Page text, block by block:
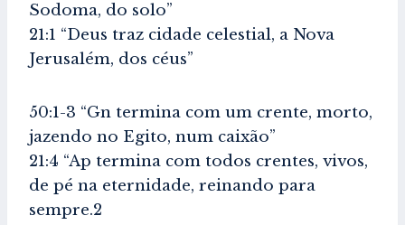
Sodoma, do solo”
21:1 “Deus traz cidade celestial, a Nova
Jerusalém, dos céus”
50:1-3 “Gn termina com um crente, morto,
jazendo no Egito, num caixão”
21:4 “Ap termina com todos crentes, vivos,
de pé na eternidade, reinando para
sempre.2